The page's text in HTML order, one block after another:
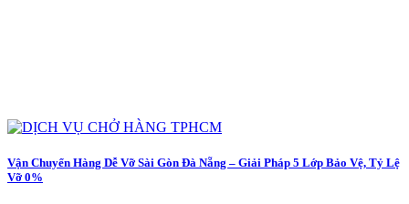
Vận Chuyển Hàng Dễ Vỡ Sài Gòn Đà Nẵng – Giải Pháp 5 Lớp Bảo Vệ, Tỷ Lệ
Vỡ 0%